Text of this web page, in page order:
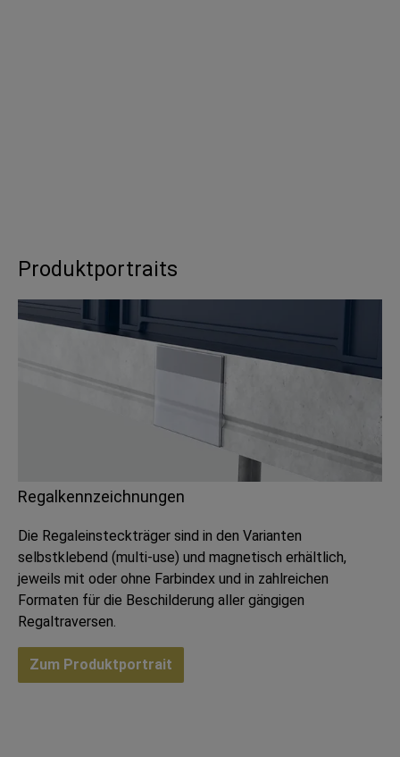
Produktportraits
Regalkennzeichnungen
Die Regaleinsteckträger sind in den Varianten
selbstklebend (multi-use) und magnetisch erhältlich,
jeweils mit oder ohne Farbindex und in zahlreichen
Formaten für die Beschilderung aller gängigen
Regaltraversen.
Zum Produktportrait